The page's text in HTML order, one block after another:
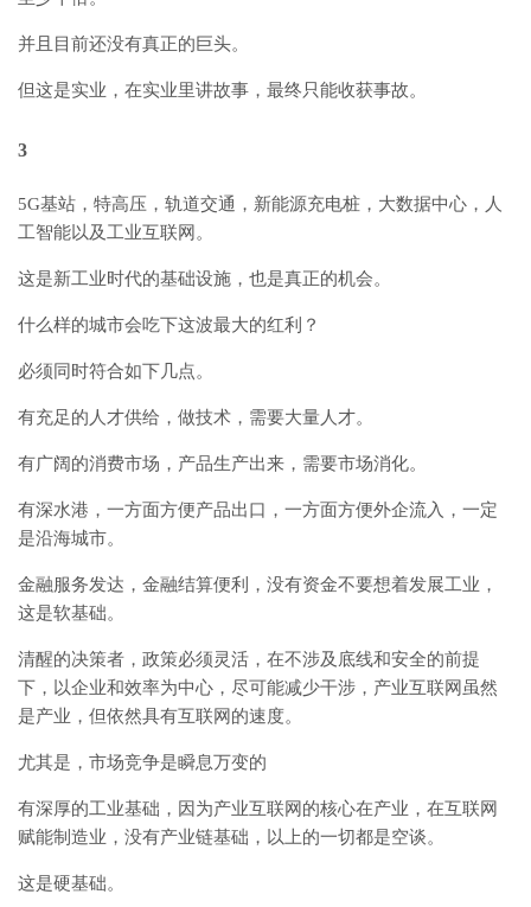
并且目前还没有真正的巨头。
但这是实业，在实业里讲故事，最终只能收获事故。
3
5G基站，特高压，轨道交通，新能源充电桩，大数据中心，人
工智能以及工业互联网。
这是新工业时代的基础设施，也是真正的机会。
什么样的城市会吃下这波最大的红利？
必须同时符合如下几点。
有充足的人才供给，做技术，需要大量人才。
有广阔的消费市场，产品生产出来，需要市场消化。
有深水港，一方面方便产品出口，一方面方便外企流入，一定
是沿海城市。
金融服务发达，金融结算便利，没有资金不要想着发展工业，
这是软基础。
清醒的决策者，政策必须灵活，在不涉及底线和安全的前提
下，以企业和效率为中心，尽可能减少干涉，产业互联网虽然
是产业，但依然具有互联网的速度。
尤其是，市场竞争是瞬息万变的
有深厚的工业基础，因为产业互联网的核心在产业，在互联网
赋能制造业，没有产业链基础，以上的一切都是空谈。
这是硬基础。